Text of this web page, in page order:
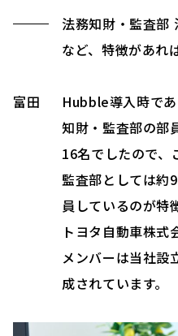
法務知財・監査部
など、特徴があれ
富田
Hubble導入時で
知財・監査部の部
16名でしたので、
監査部としては約
員しているのが特
トヨタ自動車株式
メンバーは当社設
成されています。